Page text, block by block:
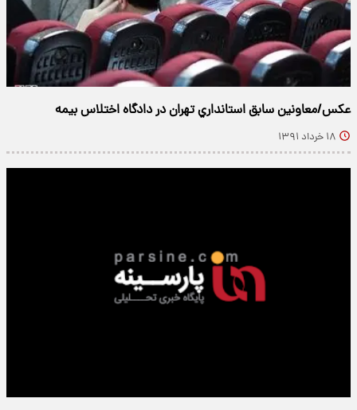
عكس/معاونين سابق استانداري تهران در دادگاه اختلاس بیمه
۱۸ خرداد ۱۳۹۱